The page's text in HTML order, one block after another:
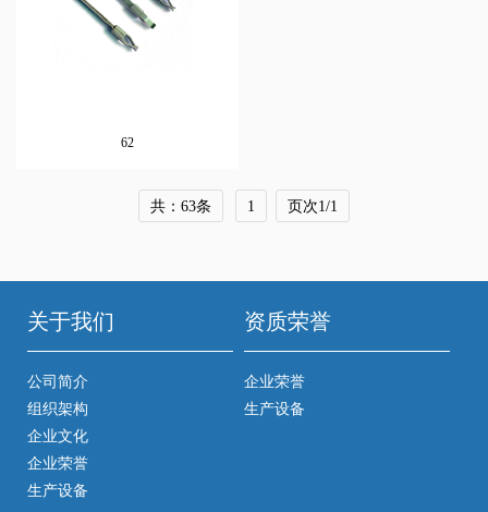
62
共：63条 1 页次1/1
关于我们
公司简介
组织架构
企业文化
企业荣誉
生产设备
资质荣誉
企业荣誉
生产设备